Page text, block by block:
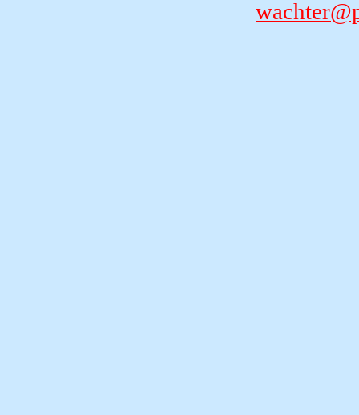
wachter